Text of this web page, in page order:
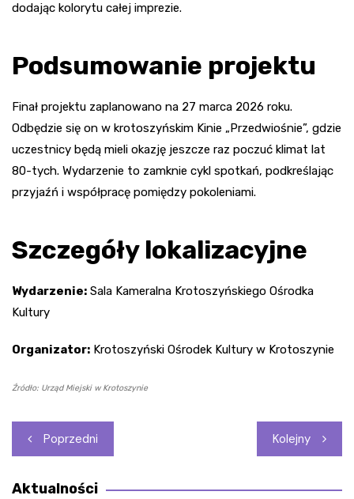
dodając kolorytu całej imprezie.
Podsumowanie projektu
Finał projektu zaplanowano na 27 marca 2026 roku.
Odbędzie się on w krotoszyńskim Kinie „Przedwiośnie”, gdzie
uczestnicy będą mieli okazję jeszcze raz poczuć klimat lat
80-tych. Wydarzenie to zamknie cykl spotkań, podkreślając
przyjaźń i współpracę pomiędzy pokoleniami.
Szczegóły lokalizacyjne
Wydarzenie: Sala Kameralna Krotoszyńskiego Ośrodka
Kultury
Organizator: Krotoszyński Ośrodek Kultury w Krotoszynie
Źródło: Urząd Miejski w Krotoszynie
Nawigacja
wpisu
Poprzedni Kolejny
Aktualności